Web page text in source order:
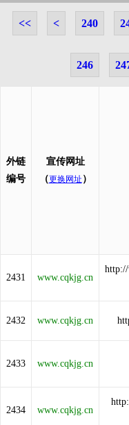
<< < 240
246
外链
编号
宣传网址
（更换网址 ）
2431 www.cqkjg.cn
2432 www.cqkjg.cn
2433 www.cqkjg.cn
2434 www.cqkjg.cn